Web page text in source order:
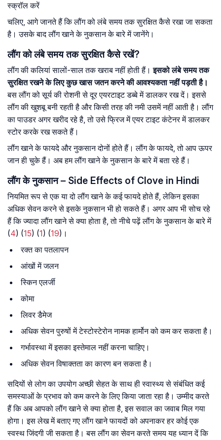
स्क्रॉल करें
चलिए, आगे जानते हैं कि लौंग को लंबे समय तक सुरक्षित कैसे रखा जा सकता
है। उसके बाद लौंग खाने के नुकसान के बारे में जानेंगे।
लौंग को लंबे समय तक सुरक्षित कैसे रखें?
लौंग की कलियां सालों-साल तक खराब नहीं होती हैं।इसको लंबे समय तक
सुरक्षित रखने के लिए कुछ खास जतन करने की आवश्यकता नहीं पड़ती है।
बस लौंग को सूर्य की रोशनी से दूर एयरटाइट डब्बे में डालकर रख दें। इससे
लौंग की खुशबू बनी रहती है और किसी तरह की नमी उसमें नहीं आती है। लौंग
का पाउडर अगर खरीद रहे है, तो उसे फ्रिज में एयर टाइट कंटेनर में डालकर
स्टोर करके रख सकते हैं।
लौंग खाने के फायदे और नुकसान दोनों होते हैं। लौंग के फायदे, तो आप ऊपर
जान ही चुके हैं। अब हम लौंग खाने के नुकसान के बारे में बता रहे हैं।
लौंग के नुकसान – Side Effects of Clove in Hindi
नियमित रूप से एक या दो लौंग खाने के कई फायदे होते हैं, लेकिन इसका
अधिक सेवन करने से इसके नुकसान भी हो सकते हैं। अगर आप भी सोच रहे
हैं कि ज्यादा लौंग खाने से क्या होता है, तो नीचे पढ़ें लौंग के नुकसान के बारे में
(4) (15) (1) (19)।
रक्त का पतलापन
आंखों में जलन
स्किन एलर्जी
कोमा
लिवर डैमेज
अधिक सेवन पुरुषों में टेस्टोस्टेरोन नामक हार्मोन को कम कर सकता है।
गर्भावस्था में इसका इस्तेमाल नहीं करना चाहिए।
अधिक सेवन विषाक्तता का कारण बन सकता है।
सदियों से लोग का उपयोग अच्छी सेहत के साथ ही स्वास्थ्य से संबंधित कई
समस्याओं के प्रभाव को कम करने के लिए किया जाता रहा है। उम्मीद करते
हैं कि अब आपको लौंग खाने से क्या होता है, इस सवाल का जवाब मिल गया
होगा। इस लेख में बताए गए लौंग खाने फायदों को अपनाकर हर कोई एक
स्वस्थ जिंदगी जी सकता है। बस लौंग का सेवन करते समय यह ध्यान दें कि